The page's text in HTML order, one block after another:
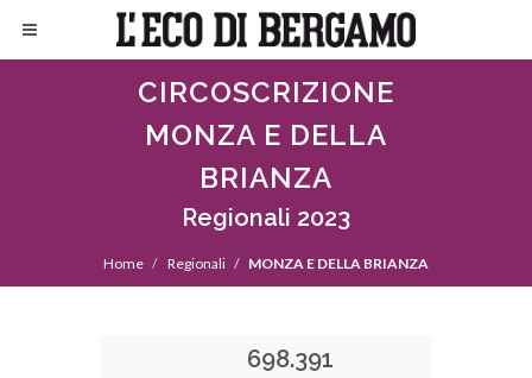
CIRCOSCRIZIONE
MONZA E DELLA
BRIANZA
Regionali 2023
Home Regionali MONZA E DELLA BRIANZA
698.391